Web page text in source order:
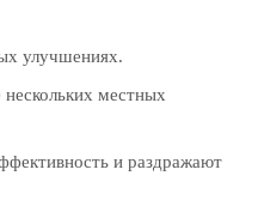
улучшениях.
местных
и раздражают